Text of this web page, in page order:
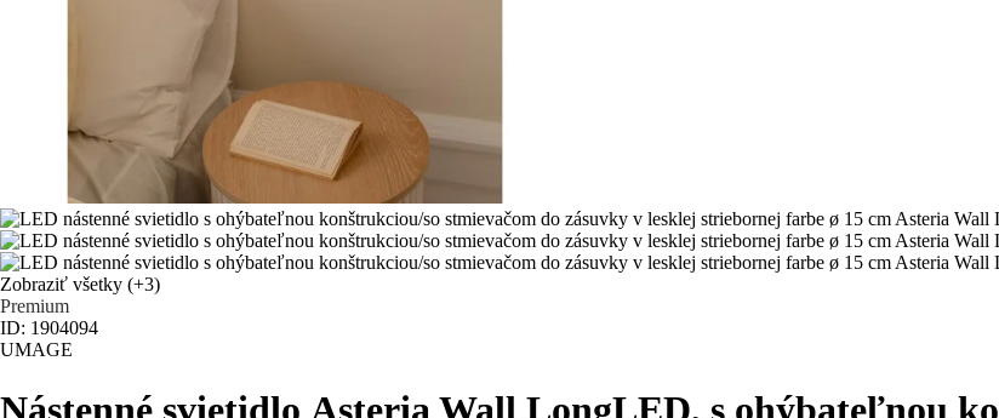
Zobraziť všetky (+3)
Premium
ID: 1904094
UMAGE